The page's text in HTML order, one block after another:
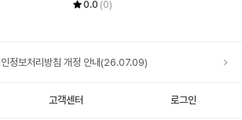
0.0 (0)
정보처리방침 개정 안내(26.07.09)
고객센터 로그인